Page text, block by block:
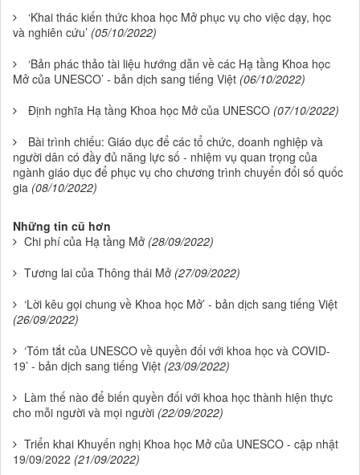
‘Khai thác kiến thức khoa học Mở phục vụ cho việc dạy, học
và nghiên cứu’ (05/10/2022)
‘Bản phác thảo tài liệu hướng dẫn về các Hạ tầng Khoa học
Mở của UNESCO’ - bản dịch sang tiếng Việt (06/10/2022)
Định nghĩa Hạ tầng Khoa học Mở của UNESCO (07/10/2022)
Bài trình chiếu: Giáo dục để các tổ chức, doanh nghiệp và
người dân có đầy đủ năng lực số - nhiệm vụ quan trọng của
ngành giáo dục để phục vụ cho chương trình chuyển đổi số quốc
gia (08/10/2022)
Những tin cũ hơn
Chi phí của Hạ tầng Mở (28/09/2022)
Tương lai của Thông thái Mở (27/09/2022)
‘Lời kêu gọi chung về Khoa học Mở’ - bản dịch sang tiếng Việt
(26/09/2022)
‘Tóm tắt của UNESCO về quyền đối với khoa học và COVID-
19’ - bản dịch sang tiếng Việt (23/09/2022)
Làm thế nào để biến quyền đối với khoa học thành hiện thực
cho mỗi người và mọi người (22/09/2022)
Triển khai Khuyến nghị Khoa học Mở của UNESCO - cập nhật
19/09/2022 (21/09/2022)